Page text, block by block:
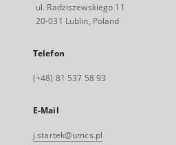
ul. Radziszewskiego 11
20-031 Lublin, Poland
Telefon
(+48) 81 537 58 93
E-Mail
j.startek@umcs.pl